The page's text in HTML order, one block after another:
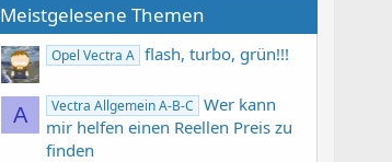
Meistgelesene Themen
Opel Vectra A flash, turbo, grün!!!
A Vectra Allgemein A-B-C
Wer kann
mir helfen einen Reellen Preis zu
finden